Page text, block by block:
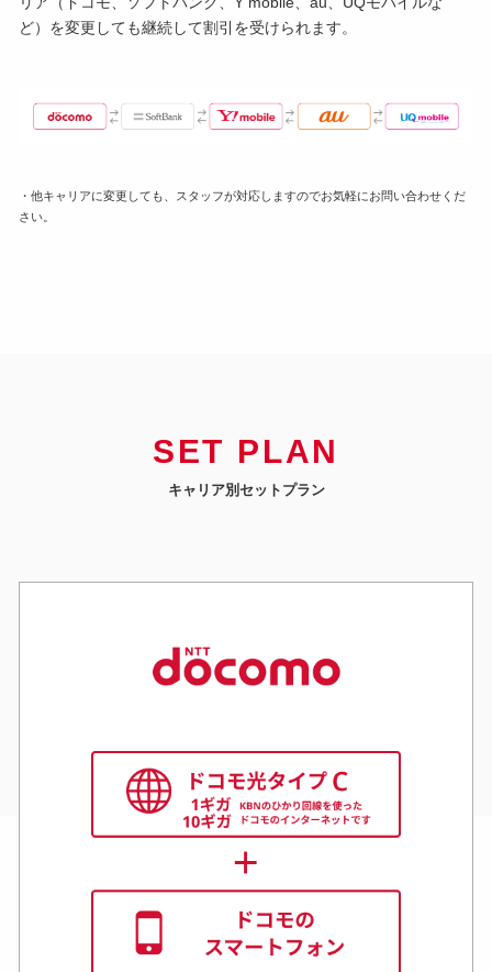
ど）を変更しても継続して割引を受けられます。
・他キャリアに変更しても、スタッフが対応しますのでお気軽にお問い合わせくだ
さい。
SET PLAN
キャリア別セットプラン